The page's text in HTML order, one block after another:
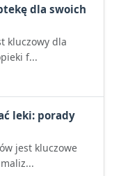
dla swoich
kluczowy dla
f...
leki: porady
jest kluczowe